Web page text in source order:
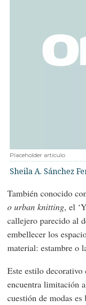
Placeholder articulo
Sheila A. Sánchez
También conocido
o urban knitting, el
callejero parecido al
embellecer los
material: estambre o
Este estilo decorativo
encuentra limitación
cuestión de modas